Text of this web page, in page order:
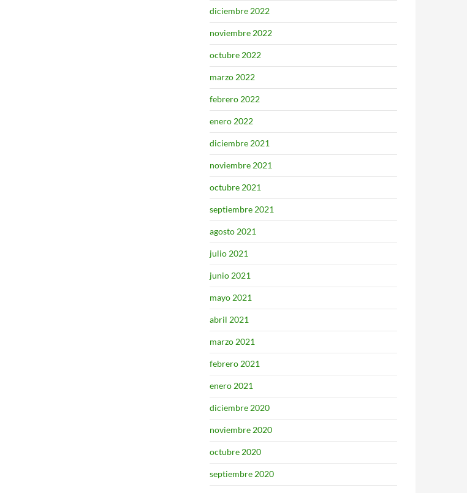
diciembre 2022
noviembre 2022
octubre 2022
marzo 2022
febrero 2022
enero 2022
diciembre 2021
noviembre 2021
octubre 2021
septiembre 2021
agosto 2021
julio 2021
junio 2021
mayo 2021
abril 2021
marzo 2021
febrero 2021
enero 2021
diciembre 2020
noviembre 2020
octubre 2020
septiembre 2020